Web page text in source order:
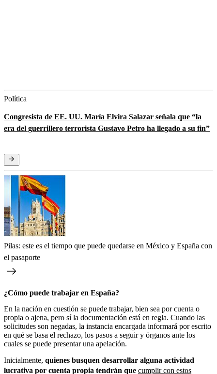
Política
Congresista de EE. UU. María Elvira Salazar señala que “la
era del guerrillero terrorista Gustavo Petro ha llegado a su fin”
Pilas: este es el tiempo que puede quedarse en México y España con
el pasaporte
¿Cómo puede trabajar en España?
En la nación en cuestión se puede trabajar, bien sea por cuenta o
propia o ajena, pero sí la documentación está en regla. Cuando las
solicitudes son negadas, la instancia encargada informará por escrito
en qué se basa el rechazo, los pasos a seguir y órganos ante los
cuales se puede presentar una apelación.
Inicialmente, quienes busquen desarrollar alguna actividad
lucrativa por cuenta propia tendrán que cumplir con estos